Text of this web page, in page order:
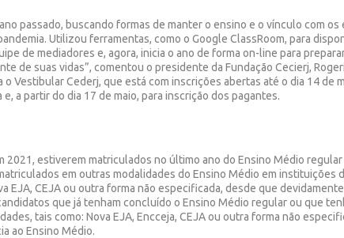
passado, buscando formas de manter o ensino e o vínculo com os
Utilizou ferramentas, como o Google ClassRoom, para
de mediadores e, agora, inicia o ano de forma on-line para
de suas vidas”, comentou o presidente da Fundação Cecierj,
o Vestibular Cederj, que está com inscrições abertas até o dia 14 de
a partir do dia 17 de maio, para inscrição dos pagantes.
2021, estiverem matriculados no último ano do Ensino Médio
em outras modalidades do Ensino Médio em instituições
EJA, CEJA ou outra forma não especificada, desde que
que já tenham concluído o Ensino Médio regular ou que
tais como: Nova EJA, Encceja, CEJA ou outra forma não
ao Ensino Médio.